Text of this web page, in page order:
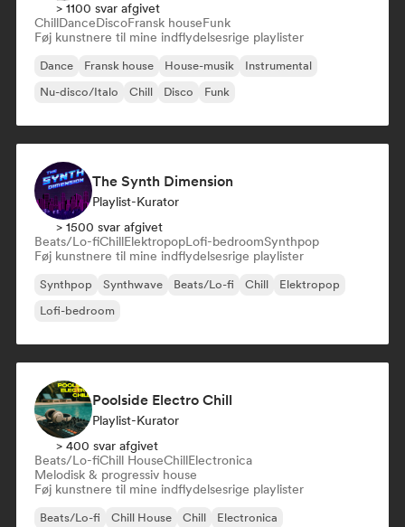
> 1100 svar afgivet
ChillDanceDiscoFransk houseFunk
Føj kunstnere til mine indflydelsesrige playlister
Dance Fransk house House-musik
Instrumental
Nu-disco/Italo
Chill Disco Funk
The Synth Dimension
Playlist-Kurator
> 1500 svar afgivet
Beats/Lo-fiChillElektropopLofi-bedroomSynthpop
Føj kunstnere til mine indflydelsesrige playlister
Synthpop Synthwave Beats/Lo-fi Chill
Elektropop
Lofi-bedroom
Poolside Electro Chill
Playlist-Kurator
> 400 svar afgivet
Beats/Lo-fiChill HouseChillElectronica
Melodisk & progressiv house
Føj kunstnere til mine indflydelsesrige playlister
Beats/Lo-fi Chill House Chill
Electronica